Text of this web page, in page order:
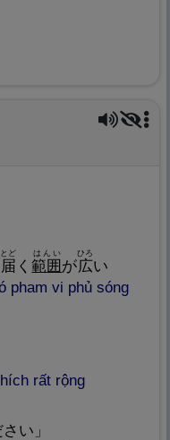
届
とど
く範囲
はんい
が広
ひろ
い
pham vi phủ sóng
rất rộng
い」